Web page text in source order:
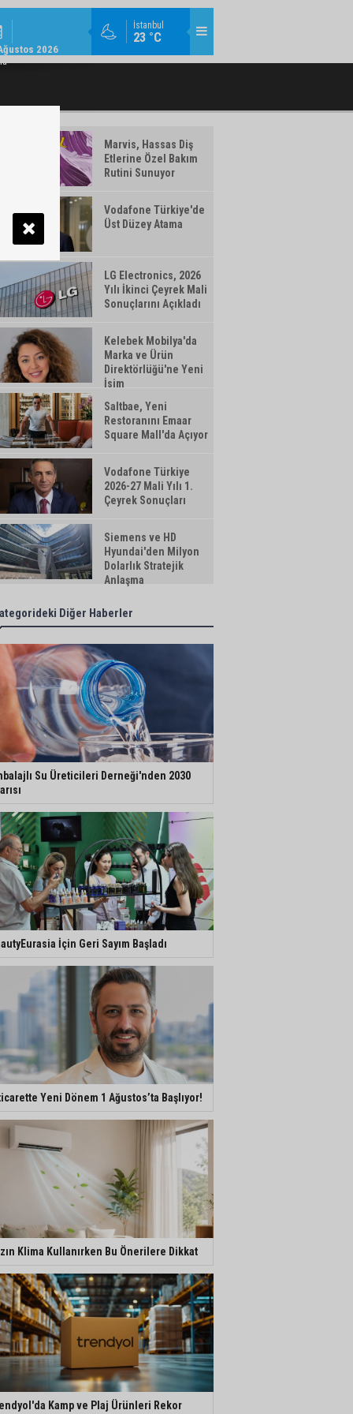
İstanbul
23 °C
2026
MODA / TREND / 14:18
MAKYAJ ÜRÜNLERI WATSONS
TÜRK TELEKOM’DAN YILIN İLK
Marvis, Hassas Diş
Etlerine Özel Bakım
Rutini Sunuyor
Vodafone Türkiye'de
Üst Düzey Atama
LG Electronics, 2026
Yılı İkinci Çeyrek Mali
Sonuçlarını Açıkladı
Kelebek Mobilya'da
Marka ve Ürün
Direktörlüğü'ne Yeni
İsim
Saltbae, Yeni
Restoranını Emaar
Square Mall'da Açıyor
Vodafone Türkiye
2026-27 Mali Yılı 1.
Çeyrek Sonuçları
Siemens ve HD
Hyundai'den Milyon
Dolarlık Stratejik
Anlaşma
Diğer Haberler
Su Üreticileri Derneği'nden 2030
İçin Geri Sayım Başladı
Yeni Dönem 1 Ağustos’ta Başlıyor!
Klima Kullanırken Bu Önerilere Dikkat
Kamp ve Plaj Ürünleri Rekor